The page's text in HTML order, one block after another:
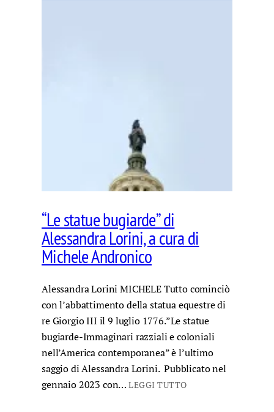
“Le statue bugiarde” di
Alessandra Lorini, a cura di
Michele Andronico
Alessandra Lorini MICHELE Tutto cominciò
con l’abbattimento della statua equestre di
re Giorgio III il 9 luglio 1776.”Le statue
bugiarde-Immaginari razziali e coloniali
nell’America contemporanea” è l’ultimo
saggio di Alessandra Lorini. Pubblicato nel
gennaio 2023 con…LEGGI TUTTO